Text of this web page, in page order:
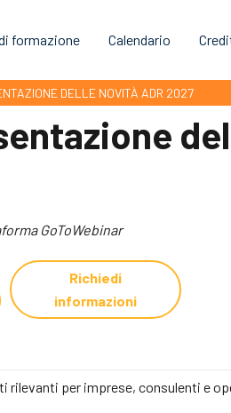
formazione Calendario
DELLE NOVITÀ ADR 2027
GoToWebinar
Richiedi
informazioni
rilevanti per imprese, consulenti e